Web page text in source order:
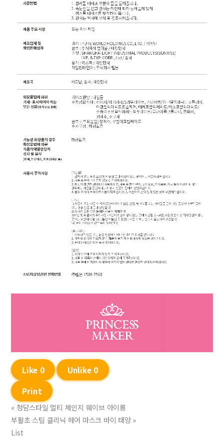
Like 0 Unlike 0
Print
« 청담스타일 멀티 체인지 웨이브 아이롱
부활초 스팀 클리닉 헤어 마스크 바이 태양 »
List